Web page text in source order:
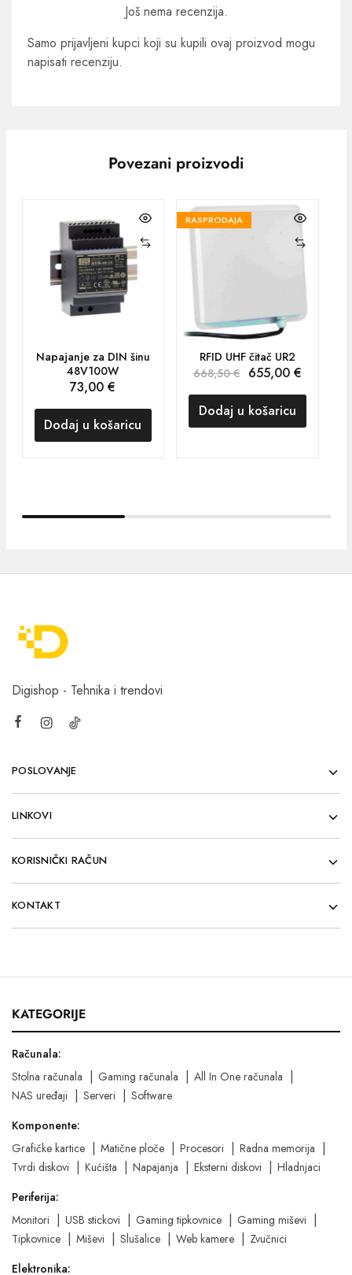
Još nema recenzija.
Samo prijavljeni kupci koji su kupili ovaj proizvod mogu
napisati recenziju.
Povezani proizvodi
Napajanje za DIN šinu
48V100W
73,00€
Dodaj u košaricu
RASPRODAJA
RFID UHF čitač UR2
668,50€ 655,00 €
Dodaj u košaricu
Digishop - Tehnika i trendovi
POSLOVANJE
LINKOVI
KORISNIČKI RAČUN
KONTAKT
KATEGORIJE
Računala:
Stolna računala
Gaming računala
All In One računala
NAS uređaji
Serveri
Software
Komponente:
Grafičke kartice
Matične ploče Procesori
Radna memorija
Tvrdi diskovi
Kućišta Napajanja Eksterni diskovi
Hladnjaci
Periferija:
Monitori
USB stickovi Gaming tipkovnice
Gaming miševi
Tipkovnice
Miševi Slušalice Web kamere
Zvučnici
Elektronika: